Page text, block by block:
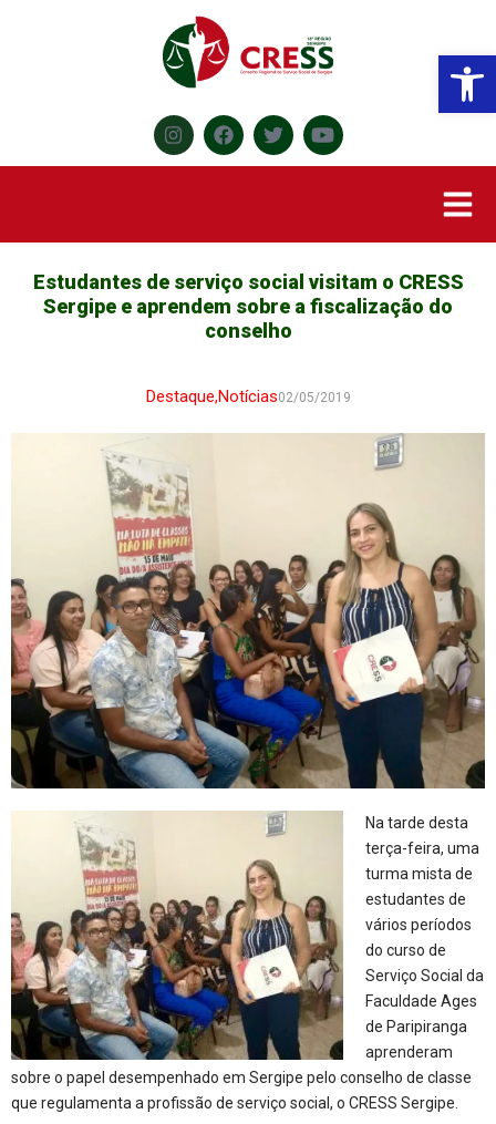
Estudantes de serviço social visitam o CRESS
Sergipe e aprendem sobre a fiscalização do
conselho
Destaque,Notícias02/05/2019
Na tarde desta
terça-feira, uma
turma mista de
estudantes de
vários períodos
do curso de
Serviço Social da
Faculdade Ages
de Paripiranga
aprenderam
sobre o papel desempenhado em Sergipe pelo conselho de classe
que regulamenta a profissão de serviço social, o CRESS Sergipe.